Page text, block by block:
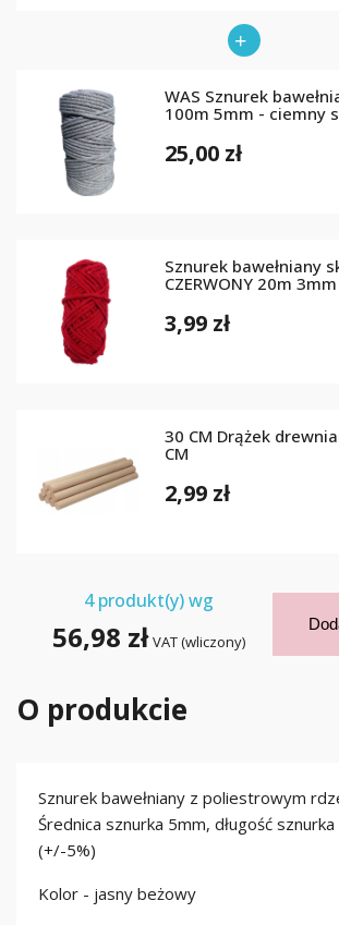
WAS Sznurek
100m 5mm - ciemny
25,00 zł
Sznurek bawełniany
CZERWONY 20m 3mm
3,99 zł
30 CM Drążek
CM
2,99 zł
4produkt(y) wg
56,98 zł VAT (wliczony)
O produkcie
Sznurek bawełniany z poliestrowym
Średnica sznurka 5mm, długość
(+/-5%)
Kolor - jasny beżowy